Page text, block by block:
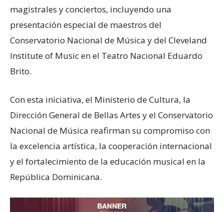
magistrales y conciertos, incluyendo una
presentación especial de maestros del
Conservatorio Nacional de Música y del Cleveland
Institute of Music en el Teatro Nacional Eduardo
Brito.
Con esta iniciativa, el Ministerio de Cultura, la
Dirección General de Bellas Artes y el Conservatorio
Nacional de Música reafirman su compromiso con
la excelencia artística, la cooperación internacional
y el fortalecimiento de la educación musical en la
República Dominicana.